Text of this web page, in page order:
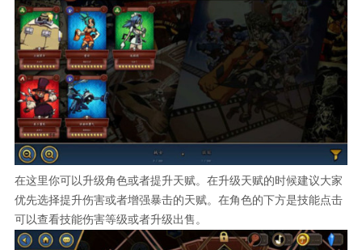
在这里你可以升级角色或者提升天赋。在升级天赋的时候建议大家
优先选择提升伤害或者增强暴击的天赋。在角色的下方是技能点击
可以查看技能伤害等级或者升级出售。